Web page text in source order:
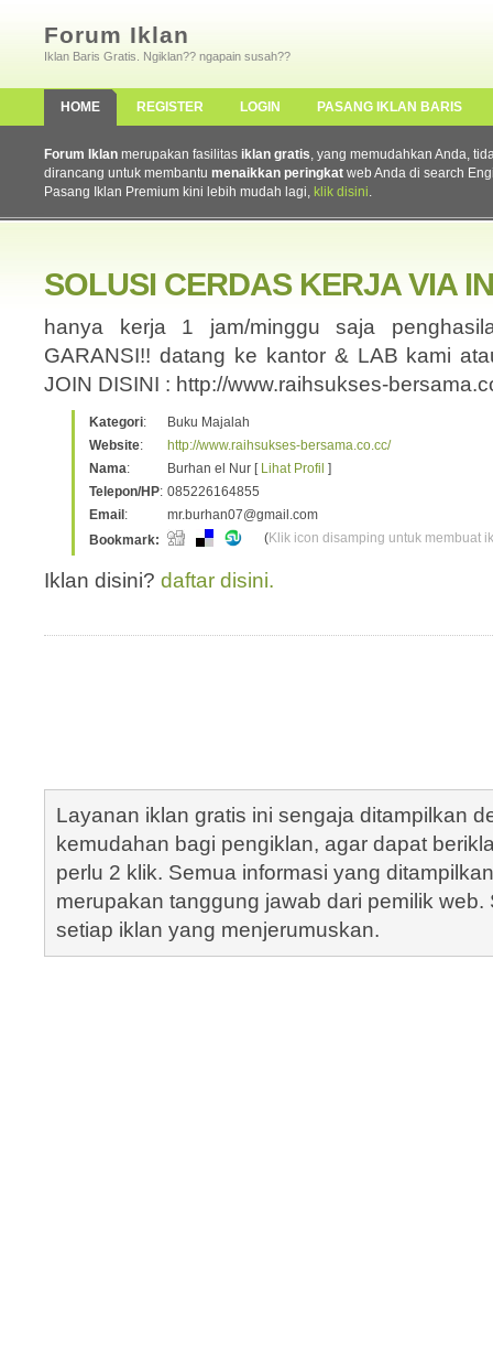
Forum Iklan
Iklan Baris Gratis. Ngiklan?? ngapain susah??
HOME REGISTER LOGIN PASANG IKLAN BARIS
Forum Iklan merupakan fasilitas iklan gratis, yang memudahkan Anda,
dirancang untuk membantu menaikkan peringkat web Anda di search
Pasang Iklan Premium kini lebih mudah lagi, klik disini.
SOLUSI CERDAS KERJA VIA
hanya kerja 1 jam/minggu saja
GARANSI!! datang ke kantor & LAB kami
JOIN DISINI : http://www.raihsukses-
Kategori:
Buku Majalah
Website:
http://www.raihsukses-bersama.co.cc/
Nama: Burhan el Nur [ Lihat Profil ]
Telepon/HP: 085226164855
Email :
mr.burhan07@gmail.com
Bookmark:
(Klik icon disamping untuk membuat
Iklan disini? daftar disini.
Layanan iklan gratis ini sengaja ditampilkan
kemudahan bagi pengiklan, agar dapat
perlu 2 klik. Semua informasi yang
merupakan tanggung jawab dari pemilik
setiap iklan yang menjerumuskan.